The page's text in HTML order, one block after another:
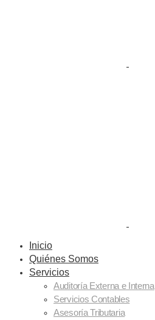
Inicio
Quiénes Somos
Servicios
Auditoría Externa e Interna
Servicios Contables
Asesoría Tributaria